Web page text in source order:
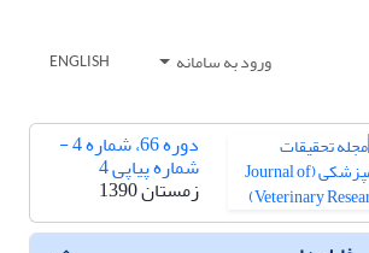
ورود به سامانه ENGLISH
دوره 66، شماره 4 -
شماره پیاپی 4
زمستان 1390